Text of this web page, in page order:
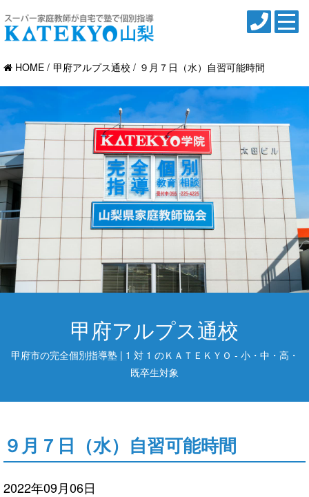
HOME 甲府アルプス通校 ９月７日（水）自習可能時間
甲府アルプス通校
甲府市の完全個別指導塾 | 1 対 1 のＫＡＴＥＫＹＯ - 小・中・高・
既卒生対象
９月７日（水）自習可能時間
2022年09月06日